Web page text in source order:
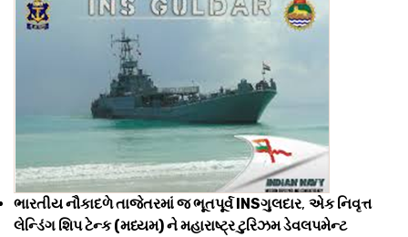
ભારતીય નૌકાદળે તાજેતરમાં જ ભૂતપૂર્વ INSગુલદાર, એક નિવૃત્ત
લેન્ડિંગ શિપ ટેન્ક (મધ્યમ) ને મહારાષ્ટ્ર ટુરિઝમ ડેવલપમેન્ટ